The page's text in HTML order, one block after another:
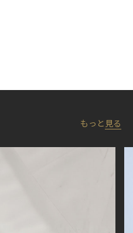
もっと 見る